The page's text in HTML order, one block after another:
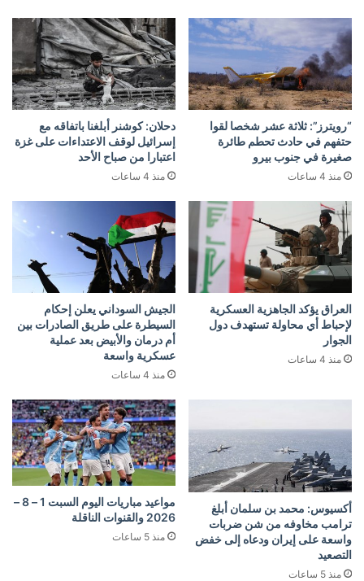
“رويترز”: ثلاثة عشر شخصا لقوا
حتفهم في حادث تحطم طائرة
صغيرة في جنوب بيرو
منذ 4 ساعات
دحلان: كوشنر أبلغنا باتفاقه مع
إسرائيل لوقف الاعتداءات على غزة
اعتبارا من صباح الأحد
منذ 4 ساعات
العراق يؤكد الجاهزية العسكرية
لإحباط أي محاولة تستهدف دول
الجوار
منذ 4 ساعات
الجيش السوداني يعلن إحكام
السيطرة على طريق الصادرات بين
أم درمان والأبيض بعد عملية
عسكرية واسعة
منذ 4 ساعات
أكسيوس: محمد بن سلمان أبلغ
ترامب مخاوفه من شن ضربات
واسعة على إيران ودعاه إلى خفض
التصعيد
منذ 5 ساعات
مواعيد مباريات اليوم السبت 1 – 8 –
2026 والقنوات الناقلة
منذ 5 ساعات